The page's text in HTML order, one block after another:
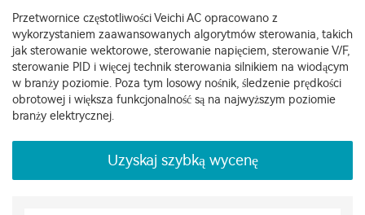
Przetwornice częstotliwości Veichi AC opracowano z
wykorzystaniem zaawansowanych algorytmów sterowania, takich
jak sterowanie wektorowe, sterowanie napięciem, sterowanie V/F,
sterowanie PID i więcej technik sterowania silnikiem na wiodącym
w branży poziomie. Poza tym losowy nośnik, śledzenie prędkości
obrotowej i większa funkcjonalność są na najwyższym poziomie
branży elektrycznej.
Uzyskaj szybką wycenę